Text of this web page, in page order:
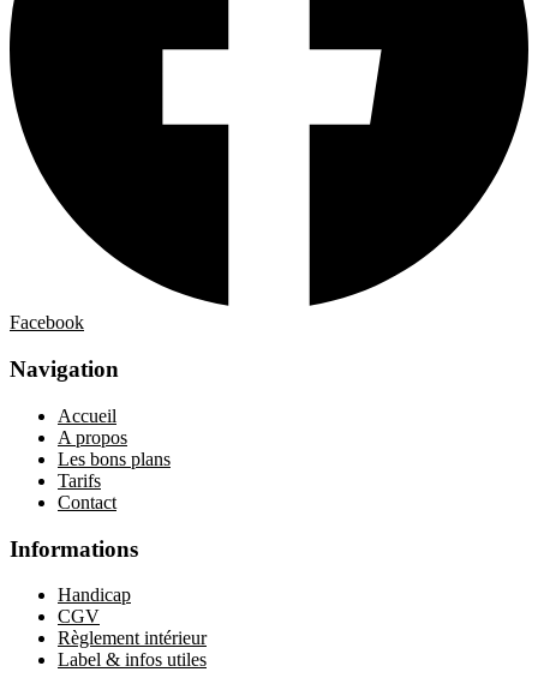
Facebook
Navigation
Accueil
A propos
Les bons plans
Tarifs
Contact
Informations
Handicap
CGV
Règlement intérieur
Label & infos utiles